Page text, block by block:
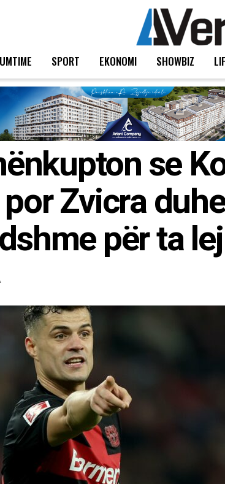
SPORT EKONOMI SHOWBIZ
se
Zvicra
për ta